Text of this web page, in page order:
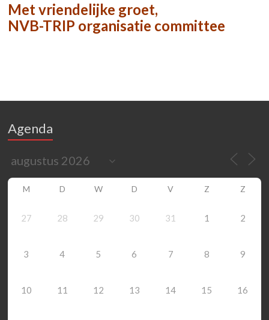
Met vriendelijke groet,
NVB-TRIP organisatie committee
Agenda
M D W D V Z Z
27 28 29 30 31 1 2
3 4 5 6 7 8 9
10 11 12 13 14 15 16